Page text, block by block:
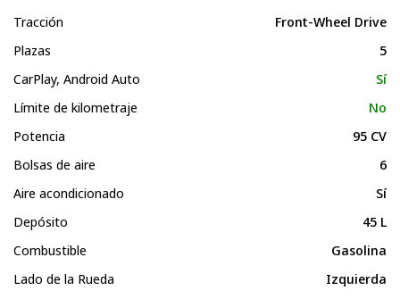
Tracción
Front-Wheel Drive
Plazas
5
CarPlay, Android Auto
Sí
Límite de kilometraje
No
Potencia
95 CV
Bolsas de aire
6
Aire acondicionado
Sí
Depósito
45 L
Combustible
Gasolina
Lado de la Rueda
Izquierda